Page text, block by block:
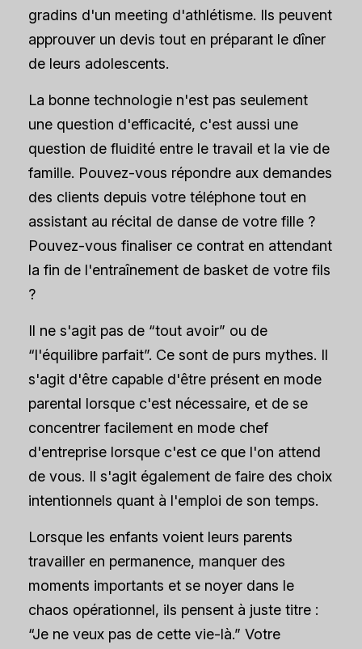
gradins d'un meeting d'athlétisme. Ils peuvent
approuver un devis tout en préparant le dîner
de leurs adolescents.
La bonne technologie n'est pas seulement
une question d'efficacité, c'est aussi une
question de fluidité entre le travail et la vie de
famille. Pouvez-vous répondre aux demandes
des clients depuis votre téléphone tout en
assistant au récital de danse de votre fille ?
Pouvez-vous finaliser ce contrat en attendant
la fin de l'entraînement de basket de votre fils
?
Il ne s'agit pas de “tout avoir” ou de
“l'équilibre parfait”. Ce sont de purs mythes. Il
s'agit d'être capable d'être présent en mode
parental lorsque c'est nécessaire, et de se
concentrer facilement en mode chef
d'entreprise lorsque c'est ce que l'on attend
de vous. Il s'agit également de faire des choix
intentionnels quant à l'emploi de son temps.
Lorsque les enfants voient leurs parents
travailler en permanence, manquer des
moments importants et se noyer dans le
chaos opérationnel, ils pensent à juste titre :
“Je ne veux pas de cette vie-là.” Votre